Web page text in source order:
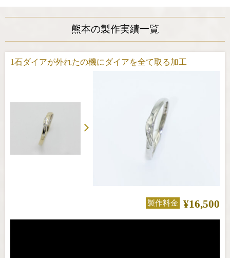
熊本の製作実績一覧
1石ダイアが外れたの機にダイアを全て取る加工
製作料金 ¥16,500